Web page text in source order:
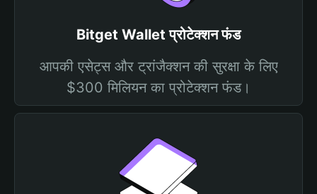
Bitget Wallet प्रोटेक्शन फंड
आपकी एसेट्स और ट्रांजैक्शन की सुरक्षा के लिए
$300 मिलियन का प्रोटेक्शन फंड।